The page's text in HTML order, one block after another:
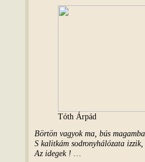
Tóth Árpád
Börtön vagyok ma, bús
S kalitkám sodronyhálózata izzik,
Az idegek ! …